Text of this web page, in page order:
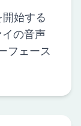
始する
の音声
フェース